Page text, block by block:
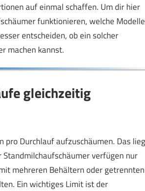
auf einmal schaffen. Um dir hier
funktionieren, welche Modelle
entscheiden, ob ein solcher
machen kannst.
gleichzeitig
Durchlauf aufzuschäumen. Das
verfügen nur
mehreren Behältern oder getrennten
Ein wichtiges Limit ist der